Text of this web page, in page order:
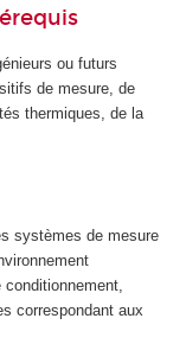
ou futurs
de mesure, de
thermiques, de la
systèmes de mesure
correspondant aux